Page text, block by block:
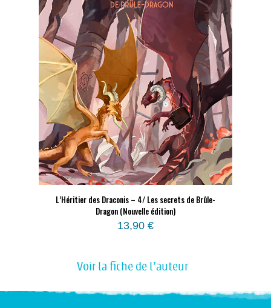
L’Héritier des Draconis – 4/ Les secrets de Brûle-
Dragon (Nouvelle édition)
13,90 €
Voir la fiche de l'auteur